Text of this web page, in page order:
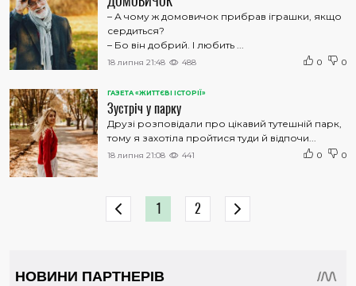
– А чому ж домовичок прибрав іграшки, якщо
сердиться?
– Бо він добрий. І любить ...
18 липня 21:48 488 0 0
ГАЗЕТА «ЖИТТЄВІ ІСТОРІЇ»
Зустріч у парку
Друзі розповідали про цікавий тутешній парк,
тому я захотіла пройтися туди й відпочи...
18 липня 21:08 441 0 0
1 2